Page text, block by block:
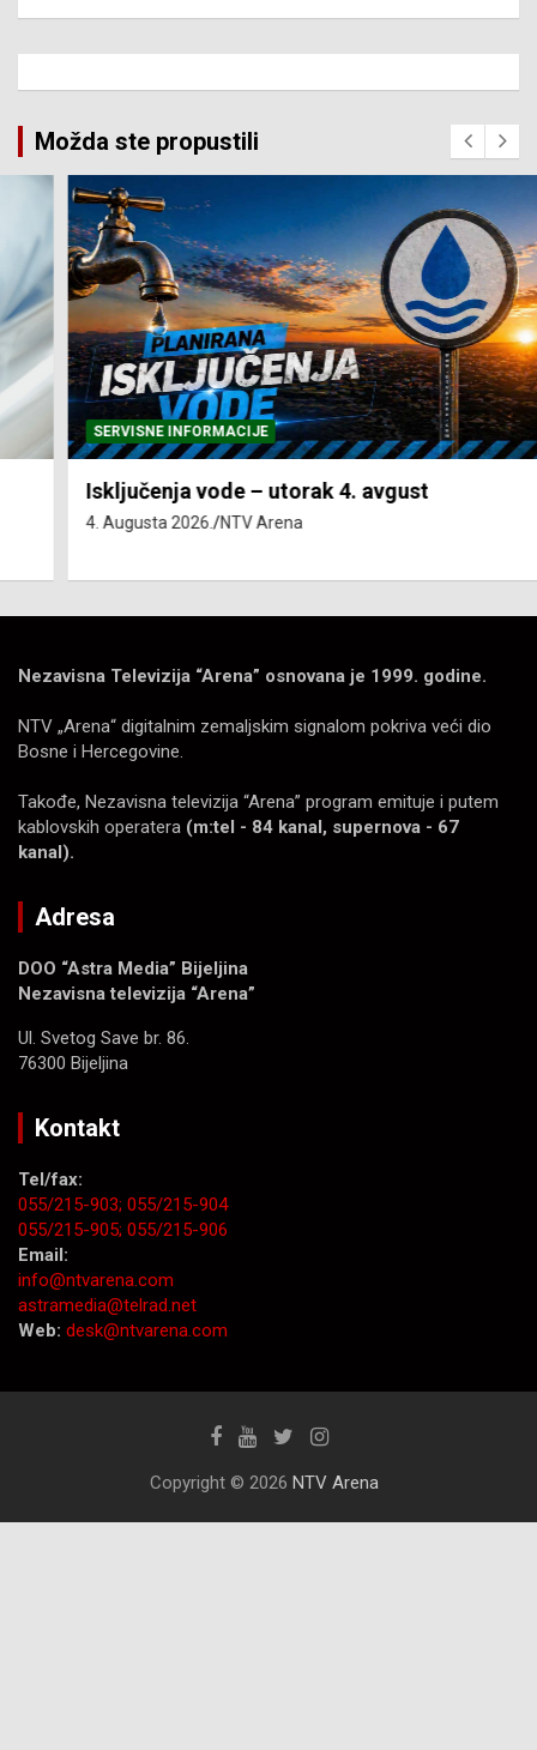
Možda ste propustili
SERVISNE INFORMACIJE
Isključenja vode – utorak 4. avgust
4. Augusta 2026. NTV Arena
Nezavisna Televizija “Arena” osnovana je 1999. godine.
NTV „Arena“ digitalnim zemaljskim signalom pokriva veći dio
Bosne i Hercegovine.
Takođe, Nezavisna televizija “Arena” program emituje i putem
kablovskih operatera (m:tel - 84 kanal, supernova - 67
kanal).
Adresa
DOO “Astra Media” Bijeljina
Nezavisna televizija “Arena”
Ul. Svetog Save br. 86.
76300 Bijeljina
Kontakt
Tel/fax:
055/215-903; 055/215-904
055/215-905; 055/215-906
Email:
info@ntvarena.com
astramedia@telrad.net
Web: desk@ntvarena.com
Copyright © 2026 NTV Arena